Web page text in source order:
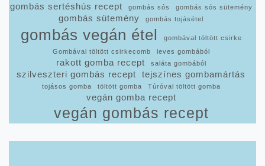
gombás sertéshús recept
gombás sós gombás sós sütemény
gombás sütemény gombás tojásétel
gombás vegán étel
gombával töltött csirke
Gombával töltött csirkecomb
leves gombából
rakott gomba recept saláta gombából
szilveszteri gombás recept tejszínes gombamártás
tojásos gomba töltött gomba Túróval töltött gomba
vegán gomba recept
vegán gombás recept